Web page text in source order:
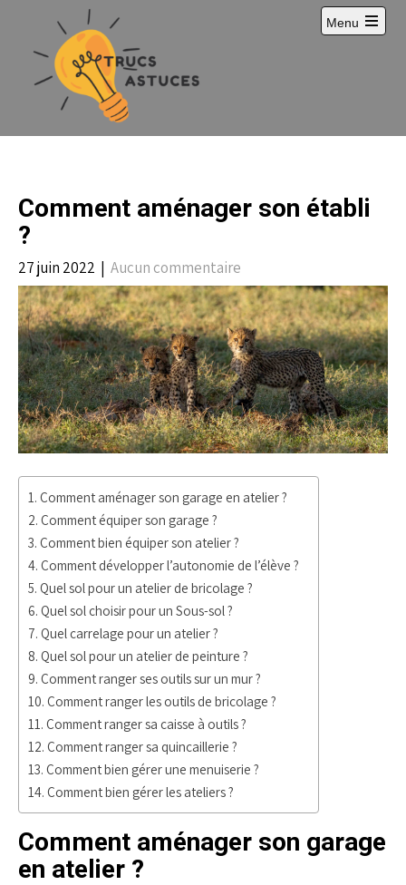
o
Menu
Comment aménager son établi
?
27 juin 2022 | Aucun commentaire
Comment aménager son garage en atelier ?
Comment équiper son garage ?
Comment bien équiper son atelier ?
Comment développer l’autonomie de l’élève ?
Quel sol pour un atelier de bricolage ?
Quel sol choisir pour un Sous-sol ?
Quel carrelage pour un atelier ?
Quel sol pour un atelier de peinture ?
Comment ranger ses outils sur un mur ?
Comment ranger les outils de bricolage ?
Comment ranger sa caisse à outils ?
Comment ranger sa quincaillerie ?
Comment bien gérer une menuiserie ?
Comment bien gérer les ateliers ?
Comment aménager son garage
en atelier ?